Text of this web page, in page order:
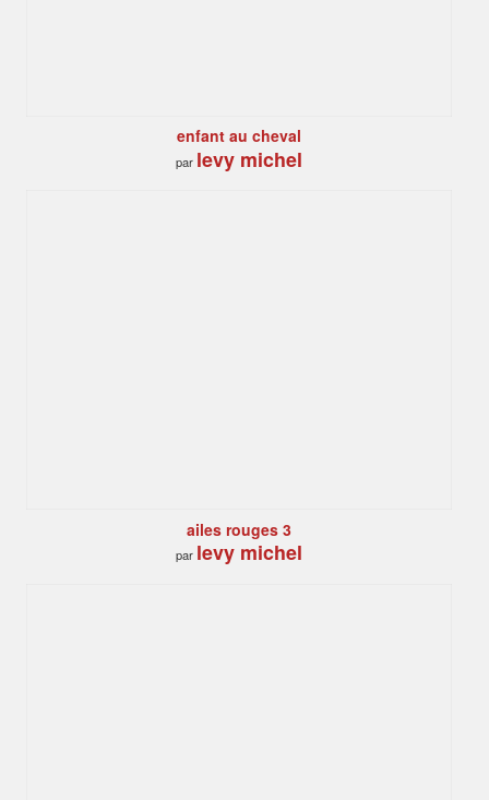
enfant au cheval
par levy michel
ailes rouges 3
par levy michel